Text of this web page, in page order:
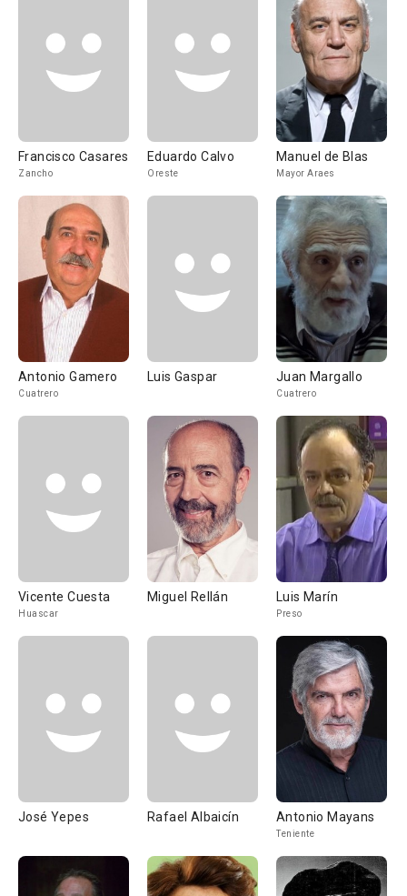
Francisco Casares
Zancho
Eduardo Calvo
Oreste
Manuel de Blas
Mayor Araes
Antonio Gamero
Cuatrero
Luis Gaspar Juan Margallo
Cuatrero
Vicente Cuesta
Huascar
Miguel Rellán Luis Marín
Preso
José Yepes Rafael Albaicín Antonio Mayans
Teniente